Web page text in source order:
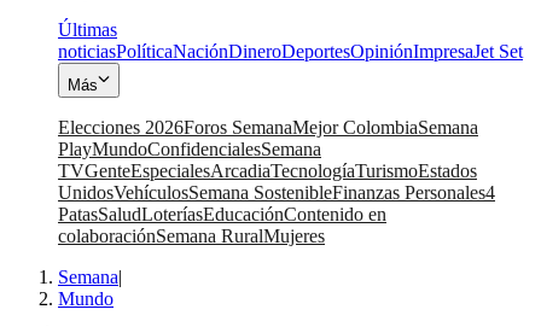
Últimas
noticiasPolíticaNaciónDineroDeportesOpiniónImpresaJet Set
Más
Elecciones 2026Foros SemanaMejor ColombiaSemana
PlayMundoConfidencialesSemana
TVGenteEspecialesArcadiaTecnologíaTurismoEstados
UnidosVehículosSemana SostenibleFinanzas Personales4
PatasSaludLoteríasEducaciónContenido en
colaboraciónSemana RuralMujeres
Semana|
Mundo